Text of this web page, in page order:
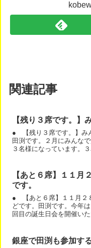
関連記事
【残り３席です。】
● 【残り３席です。】み
田渕です。２月にみんな
３名様になっています。
【あと６席】１１月
です。
● 【あと６席】１１月２
どです。田渕です。今年
回目の誕生日会を開催い
銀座で田渕も参加す